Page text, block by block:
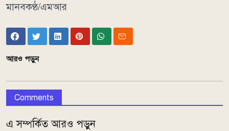
মানবকণ্ঠ/এমআর
আরও পড়ুন
Comments
এ সম্পর্কিত আরও পড়ুন